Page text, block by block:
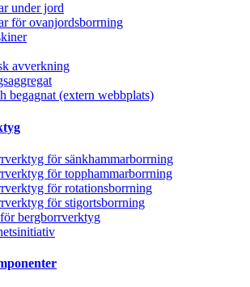
under jord
för ovanjordsborrning
avverkning
begagnat (extern webbplats)
för sänkhammarborrning
för topphammarborrning
för rotationsborrning
för stigortsborrning
bergborrverktyg